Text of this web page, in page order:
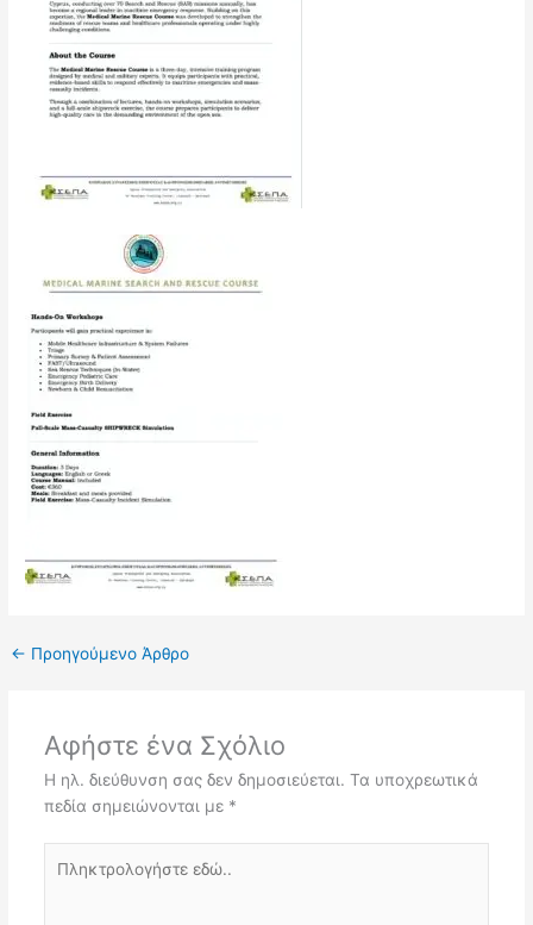
← Προηγούμενο Άρθρο
Αφήστε ένα Σχόλιο
Η ηλ. διεύθυνση σας δεν δημοσιεύεται. Τα υποχρεωτικά
πεδία σημειώνονται με *
εδώ..